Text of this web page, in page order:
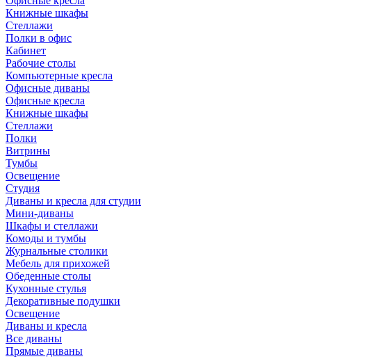
Книжные шкафы
Стеллажи
Полки в офис
Кабинет
Рабочие столы
Компьютерные кресла
Офисные диваны
Офисные кресла
Книжные шкафы
Стеллажи
Полки
Витрины
Тумбы
Освещение
Студия
Диваны и кресла для студии
Мини-диваны
Шкафы и стеллажи
Комоды и тумбы
Журнальные столики
Мебель для прихожей
Обеденные столы
Кухонные стулья
Декоративные подушки
Освещение
Диваны и кресла
Все диваны
Прямые диваны